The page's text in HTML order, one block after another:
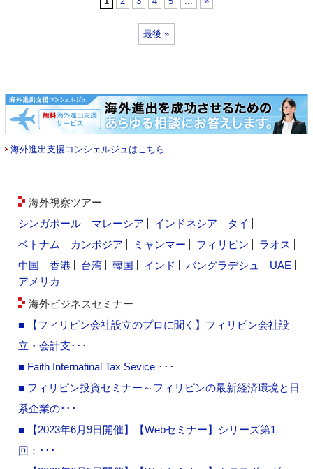
最後 »
海外進出支援コンシェルジュはこちら
海外視察ツアー
シンガポール
マレーシア インドネシア
タイ
ベトナム
カンボジア ミャンマー フィリピン
ラオス
中国
香港 台湾 韓国 インド バングラデシュ
UAE
アメリカ
海外ビジネスセミナー
■ 【フィリピン会社設立のプロに聞く】フィリピン会社設
立・会計支･･･
■ Faith Internatinal Tax Sevice ･･･
■ フィリピン投資セミナー～フィリピンの最新経済環境と日
系企業の･･･
■ 【2023年6月9日開催】【Webセミナー】シリーズ第1
回：･･･